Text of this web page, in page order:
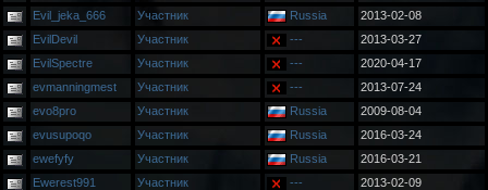
Evil_jeka_666
Участник Russia
2013-02-08
EvilDevil
Участник ---
2013-03-27
EvilSpectre
Участник ---
2020-04-17
evmanningmest
Участник ---
2013-07-24
evo8pro
Участник Russia
2009-08-04
evusupoqo
Участник Russia
2016-03-24
ewefyfy
Участник Russia
2016-03-21
Ewerest991
Участник ---
2013-02-09